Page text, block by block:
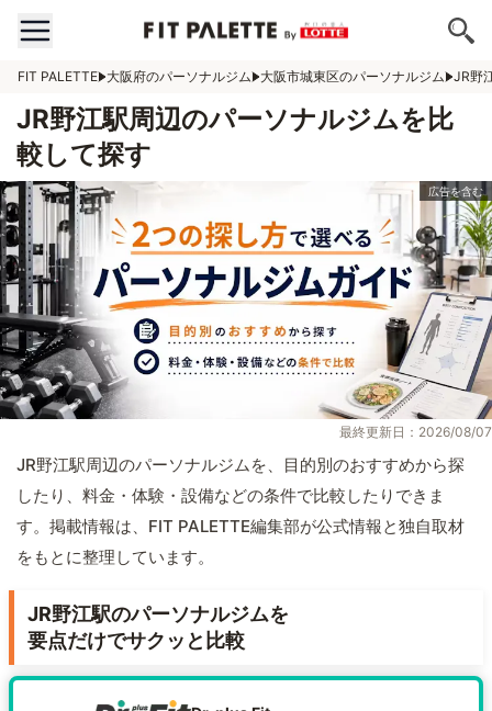
FIT PALETTE 大阪府のパーソナルジム 大阪市城東区のパーソナルジム JR野
JR野江駅周辺のパーソナルジムを比
較して探す
最終更新日：2026/08/07
JR野江駅周辺のパーソナルジムを、目的別のおすすめから探
したり、料金・体験・設備などの条件で比較したりできま
す。掲載情報は、FIT PALETTE編集部が公式情報と独自取材
をもとに整理しています。
JR野江駅のパーソナルジムを
要点だけでサクッと比較